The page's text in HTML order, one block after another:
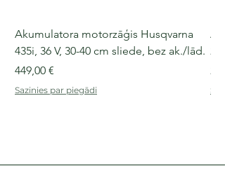
Akumulatora motorzāģis Husqvarna
435i, 36 V, 30-40 cm sliede, bez ak./lād.
Cena
449,00 €
Sazinies par piegādi